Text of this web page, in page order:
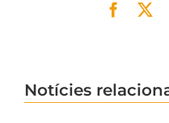
Notícies